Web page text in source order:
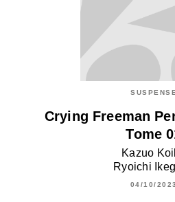
SUSPENSE
Crying Freeman
Tome
Kazuo
Ryoichi
04/10/2023